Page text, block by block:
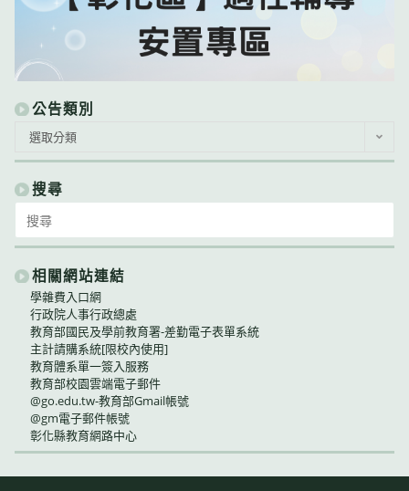
公告類別
類
別
選取分類
搜尋
for:
相關網站連結
學雜費入口網
行政院人事行政總處
教育部國民及學前教育署-差勤電子表單系統
主計請購系統[限校內使用]
教育體系單一簽入服務
教育部校園雲端電子郵件
@go.edu.tw-教育部Gmail帳號
@gm電子郵件帳號
彰化縣教育網路中心